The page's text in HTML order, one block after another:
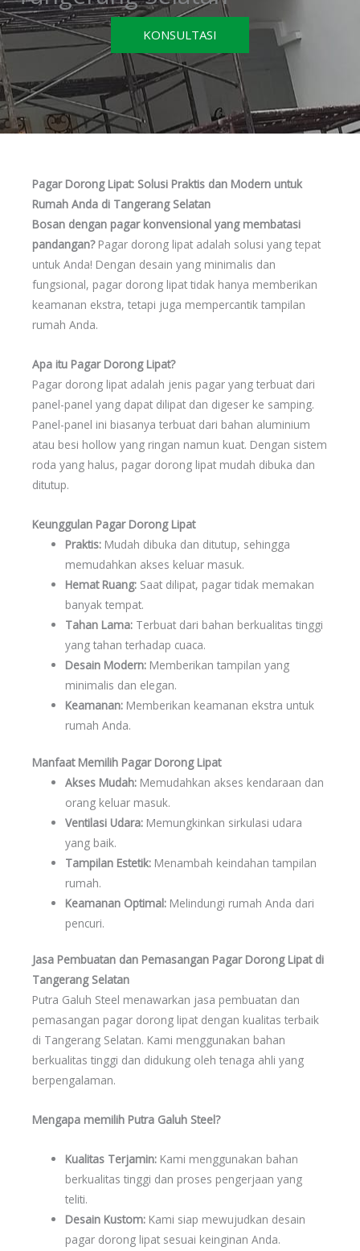
KONSULTASI
Pagar Dorong Lipat: Solusi Praktis dan Modern untuk
Rumah Anda di Tangerang Selatan
Bosan dengan pagar konvensional yang membatasi
pandangan?Pagar dorong lipat adalah solusi yang tepat
untuk Anda! Dengan desain yang minimalis dan
fungsional, pagar dorong lipat tidak hanya memberikan
keamanan ekstra, tetapi juga mempercantik tampilan
rumah Anda.
Apa itu Pagar Dorong Lipat?
Pagar dorong lipat adalah jenis pagar yang terbuat dari
panel-panel yang dapat dilipat dan digeser ke samping.
Panel-panel ini biasanya terbuat dari bahan aluminium
atau besi hollow yang ringan namun kuat. Dengan sistem
roda yang halus, pagar dorong lipat mudah dibuka dan
ditutup.
Keunggulan Pagar Dorong Lipat
Praktis: Mudah dibuka dan ditutup, sehingga
memudahkan akses keluar masuk.
Hemat Ruang: Saat dilipat, pagar tidak memakan
banyak tempat.
Tahan Lama: Terbuat dari bahan berkualitas tinggi
yang tahan terhadap cuaca.
Desain Modern: Memberikan tampilan yang
minimalis dan elegan.
Keamanan: Memberikan keamanan ekstra untuk
rumah Anda.
Manfaat Memilih Pagar Dorong Lipat
Akses Mudah: Memudahkan akses kendaraan dan
orang keluar masuk.
Ventilasi Udara: Memungkinkan sirkulasi udara
yang baik.
Tampilan Estetik: Menambah keindahan tampilan
rumah.
Keamanan Optimal: Melindungi rumah Anda dari
pencuri.
Jasa Pembuatan dan Pemasangan Pagar Dorong Lipat di
Tangerang Selatan
Putra Galuh Steel menawarkan jasa pembuatan dan
pemasangan pagar dorong lipat dengan kualitas terbaik
di Tangerang Selatan. Kami menggunakan bahan
berkualitas tinggi dan didukung oleh tenaga ahli yang
berpengalaman.
Mengapa memilih Putra Galuh Steel?
Kualitas Terjamin: Kami menggunakan bahan
berkualitas tinggi dan proses pengerjaan yang
teliti.
Desain Kustom: Kami siap mewujudkan desain
pagar dorong lipat sesuai keinginan Anda.